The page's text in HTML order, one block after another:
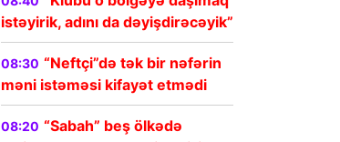
istəyirik, adını da dəyişdirəcəyik”
08:30 “Neftçi”də tək bir nəfərin
məni istəməsi kifayət etmədi
08:20 “Sabah” beş ölkədə